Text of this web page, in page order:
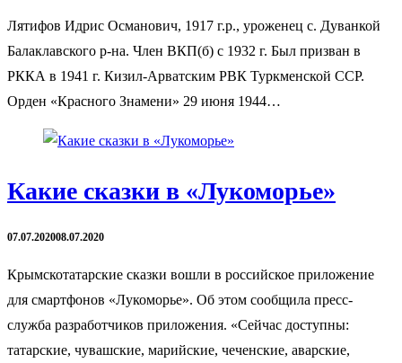
Лятифов Идрис Османович, 1917 г.р., уроженец с. Дуванкой
Балаклавского р-на. Член ВКП(б) с 1932 г. Был призван в
РККА в 1941 г. Кизил-Арватским РВК Туркменской ССР.
Орден «Красного Знамени» 29 июня 1944…
Какие сказки в «Лукоморье»
07.07.202008.07.2020
Крымскотатарские сказки вошли в российское приложение
для смартфонов «Лукоморье». Об этом сообщила пресс-
служба разработчиков приложения. «Сейчас доступны:
татарские, чувашские, марийские, чеченские, аварские,